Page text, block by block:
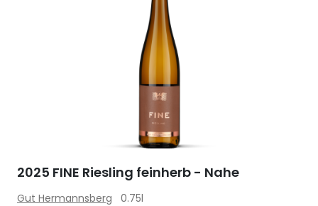
2025 FINE Riesling feinherb - Nahe
Gut Hermannsberg 0.75l